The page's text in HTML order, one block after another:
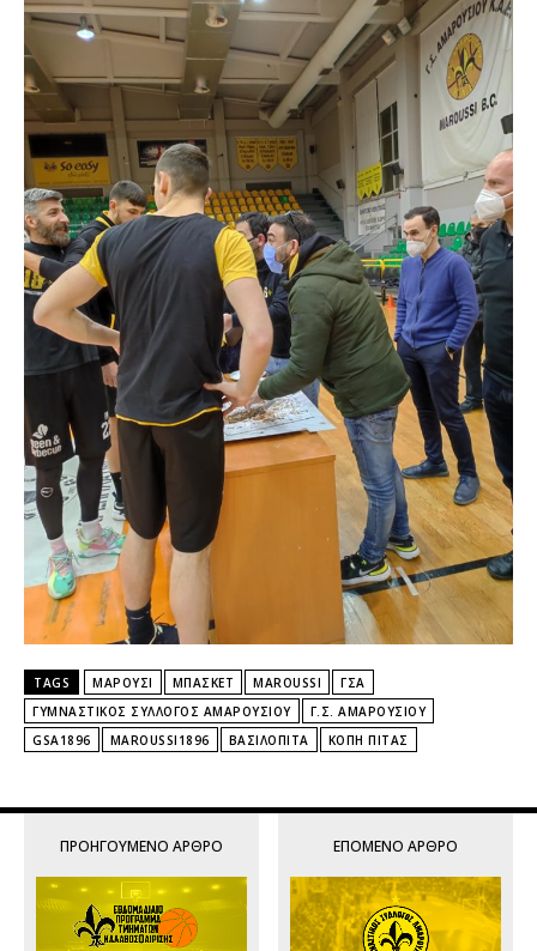
TAGS ΜΑΡΟΎΣΙ ΜΠΆΣΚΕΤ MAROUSSI
ΓΣΑ
ΓΥΜΝΑΣΤΙΚΌΣ ΣΎΛΛΟΓΟΣ ΑΜΑΡΟΥΣΊΟΥ
Γ.Σ. ΑΜΑΡΟΥΣΊΟΥ
GSA1896
MAROUSSI1896 ΒΑΣΙΛΌΠΙΤΑ ΚΟΠΉ ΠΊΤΑΣ
ΠΡΟΗΓΟΎΜΕΝΟ ΆΡΘΡΟ ΕΠΌΜΕΝΟ ΆΡΘΡΟ